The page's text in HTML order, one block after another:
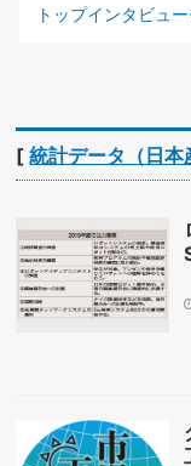
前の記事 :
トップインタビュー
[統計データ（日本